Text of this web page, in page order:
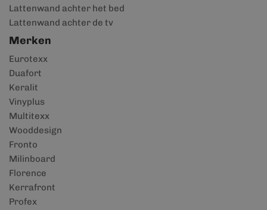
Lattenwand achter het bed
Lattenwand achter de tv
Merken
Eurotexx
Duafort
Keralit
Vinyplus
Multitexx
Wooddesign
Fronto
Milinboard
Florence
Kerrafront
Profex